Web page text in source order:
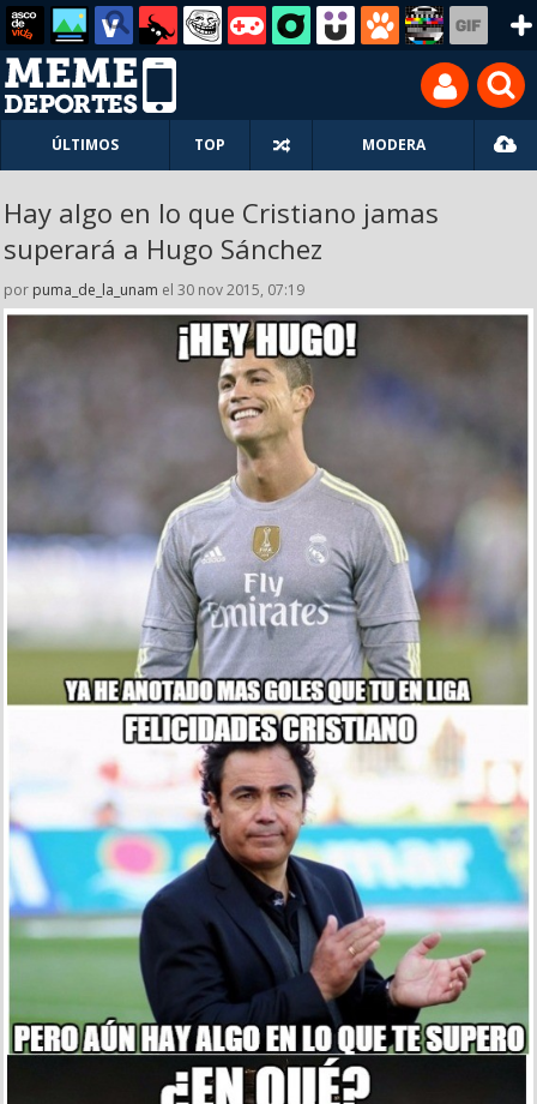
ÚLTIMOS TOP MODERA
Hay algo en lo que Cristiano jamas
superará a Hugo Sánchez
por puma_de_la_unam el 30 nov 2015, 07:19